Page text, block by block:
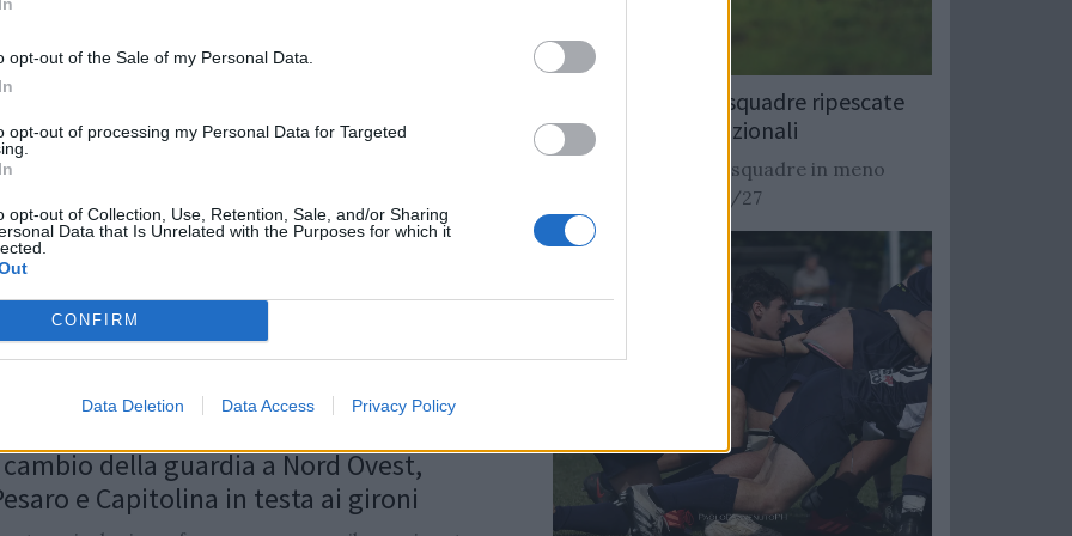
opt-out of the Sale of my Personal Data.
opt-out of processing my Personal Data for Targeted
opt-out of Collection, Use, Retention, Sale, and/or Sharing
Data that Is Unrelated with the Purposes for which it
CONFIRM
Data Deletion Data Access Privacy Policy
dell’Immacolata la Serie B offre un panorama di
in quanto a sfide importanti, che in due gironi, il
le...
della guardia a Nord Ovest,
e Capitolina in testa ai gironi
Rugby: Record di squadre ripescate
nei campionati nazionali
Si stimano oltre 20 squadre in meno
dalla stagione 2026/27